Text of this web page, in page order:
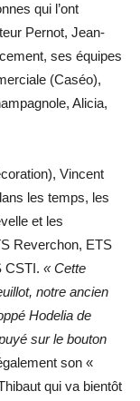
qui l’ont
Pernot, Jean-
ses équipes
(Caséo),
Alicia,
Vincent
les temps, les
et les
Reverchon, ETS
CSTI. « Cette
notre ancien
Hodelia de
sur le bouton
son «
qui va bientôt